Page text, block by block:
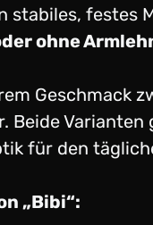
festes
ohne
Geschmack
Beide
für den
„Bibi“: